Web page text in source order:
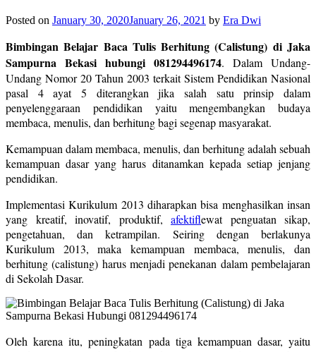
Posted on January 30, 2020January 26, 2021 by Era Dwi
Bimbingan Belajar Baca Tulis Berhitung (Calistung) di Jaka
Sampurna Bekasi hubungi 081294496174. Dalam Undang-
Undang Nomor 20 Tahun 2003 terkait Sistem Pendidikan Nasional
pasal 4 ayat 5 diterangkan jika salah satu prinsip dalam
penyelenggaraan pendidikan yaitu mengembangkan budaya
membaca, menulis, dan berhitung bagi segenap masyarakat.
Kemampuan dalam membaca, menulis, dan berhitung adalah sebuah
kemampuan dasar yang harus ditanamkan kepada setiap jenjang
pendidikan.
Implementasi Kurikulum 2013 diharapkan bisa menghasilkan insan
yang kreatif, inovatif, produktif, afektiflewat penguatan sikap,
pengetahuan, dan ketrampilan. Seiring dengan berlakunya
Kurikulum 2013, maka kemampuan membaca, menulis, dan
berhitung (calistung) harus menjadi penekanan dalam pembelajaran
di Sekolah Dasar.
Oleh karena itu, peningkatan pada tiga kemampuan dasar, yaitu